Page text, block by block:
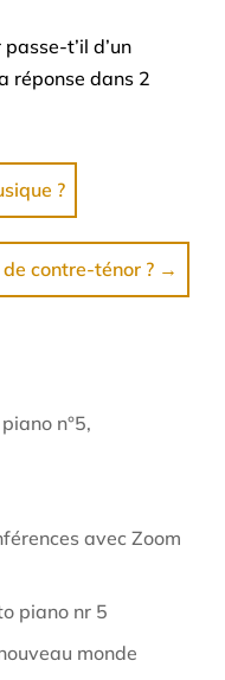
t’il d’un
réponse dans 2
?
contre-ténor ? →
n°5,
avec Zoom
piano nr 5
monde